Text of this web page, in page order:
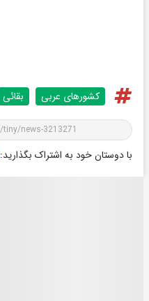
کشورهای عربی بقائی
با دوستان خود به اشتراک بگذارید: